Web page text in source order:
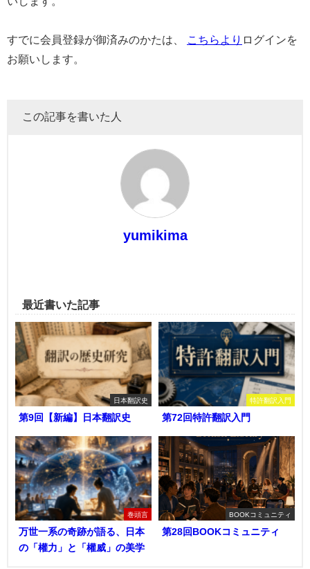
すでに会員登録が御済みのかたは、 こちらより ログインを
お願いします。
この記事を書いた人
yumikima
最近書いた記事
日本翻訳史
第9回【新編】日本翻訳史
特許翻訳入門
第72回特許翻訳入門
巻頭言
万世一系の奇跡が語る、日本
の「權力」と「權威」の美学
BOOKコミュニティ
第28回BOOKコミュニティ